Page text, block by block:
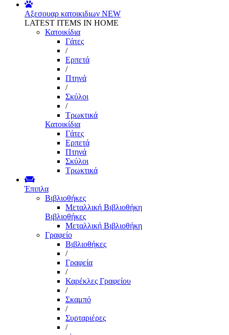
Αξεσουαρ κατοικιδιων NEW
LATEST ITEMS IN HOME
Κατοικίδια
Γάτες
/
Ερπετά
/
Πτηνά
/
Σκύλοι
/
Τρωκτικά
Κατοικίδια
Γάτες
Ερπετά
Πτηνά
Σκύλοι
Τρωκτικά
Έπιπλα
Βιβλιοθήκες
Μεταλλική Βιβλιοθήκη
Βιβλιοθήκες
Μεταλλική Βιβλιοθήκη
Γραφείο
Βιβλιοθήκες
/
Γραφεία
/
Καρέκλες Γραφείου
/
Σκαμπό
/
Συρταριέρες
/